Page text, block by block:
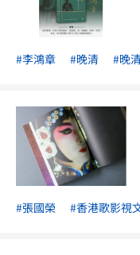
#李鴻章 #晚清 #晚
#張國榮 #香港歌影視